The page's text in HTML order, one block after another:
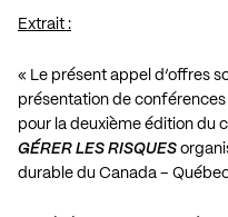
Extrait :
« Le présent appel d’offres
présentation de
pour la deuxième édition du
GÉRER LES RISQUES
durable du Canada –